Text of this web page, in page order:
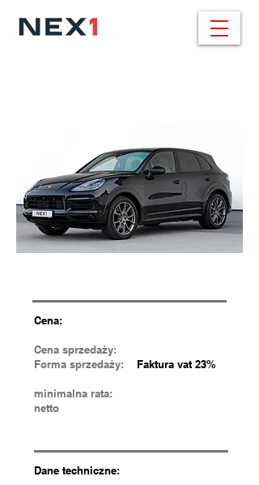
Cena:
Cena sprzedaży:
Forma sprzedaży:
Faktura vat 23%
minimalna rata:
netto
Dane techniczne: